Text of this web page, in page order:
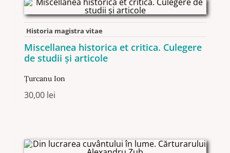
Historia magistra vitae
Miscellanea historica et critica. Culegere
de studii şi articole
Ţurcanu Ion
30,00 lei